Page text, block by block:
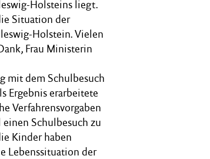
Holsteins liegt.
Situation der
Holstein. Vielen
Frau Ministerin
mit dem Schulbesuch
Ergebnis erarbeitete
Verfahrensvorgaben
Schulbesuch zu
Kinder haben
Lebenssituation der